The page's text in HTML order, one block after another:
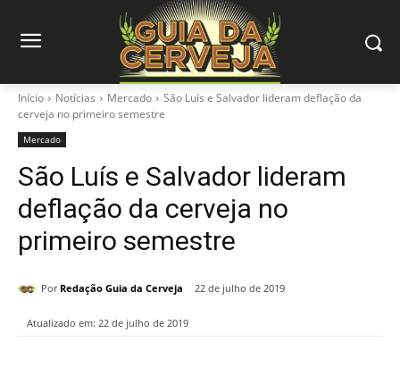
Início Notícias Mercado
São Luís e Salvador lideram deflação da
cerveja no primeiro semestre
Mercado
São Luís e Salvador lideram
deflação da cerveja no
primeiro semestre
Por Redação Guia da Cerveja 22 de julho de 2019
Atualizado em: 22 de julho de 2019